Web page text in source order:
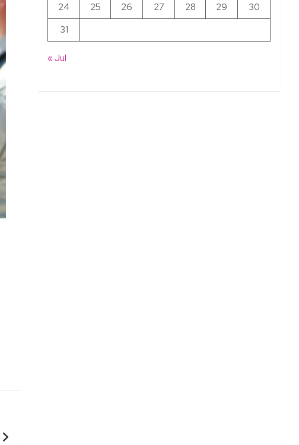
24
25 26 27 28 29
30
31
« Jul